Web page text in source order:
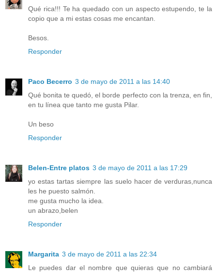
Qué rica!!! Te ha quedado con un aspecto estupendo, te la
copio que a mi estas cosas me encantan.
Besos.
Responder
Paco Becerro 3 de mayo de 2011 a las 14:40
Qué bonita te quedó, el borde perfecto con la trenza, en fin,
en tu línea que tanto me gusta Pilar.
Un beso
Responder
Belen-Entre platos 3 de mayo de 2011 a las 17:29
yo estas tartas siempre las suelo hacer de verduras,nunca
les he puesto salmón.
me gusta mucho la idea.
un abrazo,belen
Responder
Margarita 3 de mayo de 2011 a las 22:34
Le puedes dar el nombre que quieras que no cambiará